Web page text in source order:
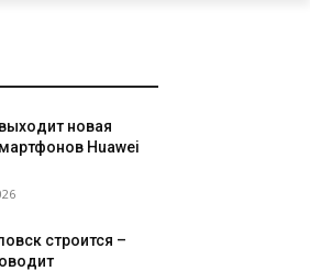
новая
Huawei
строится –